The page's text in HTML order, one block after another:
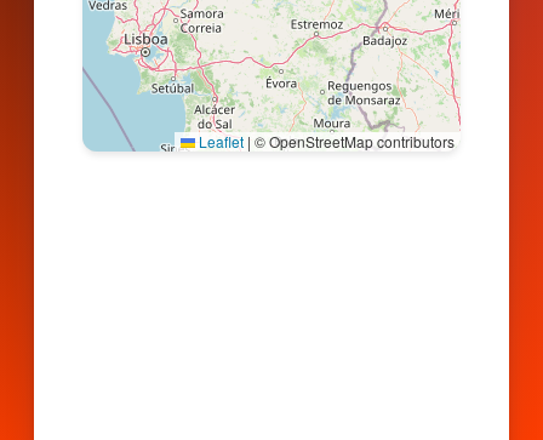
Leaflet | © OpenStreetMap contributors